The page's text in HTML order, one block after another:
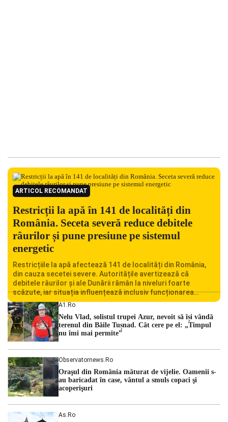
ARTICOL RECOMANDAT
Restricții la apă în 141 de localități din
România. Seceta severă reduce debitele
râurilor și pune presiune pe sistemul
energetic
Restricțiile la apă afectează 141 de localități din România,
din cauza secetei severe. Autoritățile avertizează că
debitele râurilor și ale Dunării rămân la niveluri foarte
scăzute, iar situația influențează inclusiv funcționarea
Centralei Nucleare de la Cernavodă. România se confruntă
cu una dintre cele mai dificile perioade din punct de vedere
hidrologic din ultimii ani. Lipsa […]
A1.ro
Nelu Vlad, solistul trupei Azur, nevoit să își vândă
terenul din Băile Tușnad. Cât cere pe el: „Timpul
nu îmi mai permite”
Observatornews.ro
Oraşul din România măturat de vijelie. Oamenii s-
au baricadat în case, vântul a smuls copaci şi
acoperişuri
As.ro